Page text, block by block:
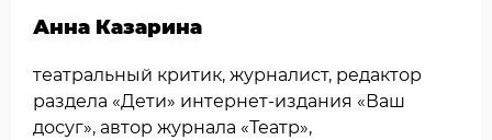
Анна Казарина
театральный критик, журналист, редактор
раздела «Дети» интернет-издания «Ваш
досуг», автор журнала «Театр»,